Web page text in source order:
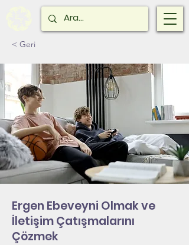
< Geri
Ergen Ebeveyni Olmak ve
İletişim Çatışmalarını
Çözmek